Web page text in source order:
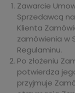
Zawarcie
Sprzedawcą
Klienta
zamówienia w
Regulaminu.
Po złożeniu
potwierdza
przyjmuje